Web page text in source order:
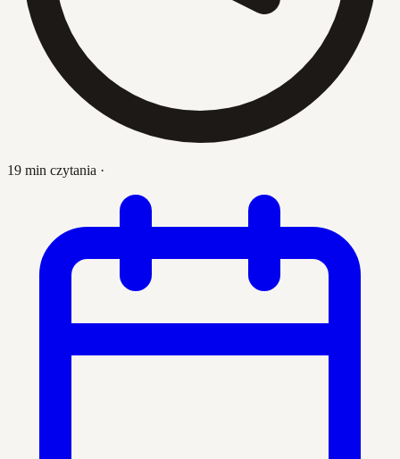
19 min czytania ·